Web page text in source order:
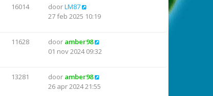
16014 doorLM87
27 feb 2025 10:19
11628 door amber98
01 nov 2024 09:32
13281 door amber98
26 apr 2024 21:55